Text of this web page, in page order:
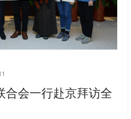
合会一行赴京拜访全